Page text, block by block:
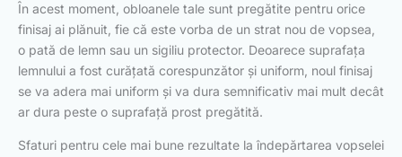
În acest moment, obloanele tale sunt pregătite pentru orice
finisaj ai plănuit, fie că este vorba de un strat nou de vopsea,
o pată de lemn sau un sigiliu protector. Deoarece suprafața
lemnului a fost curățată corespunzător și uniform, noul finisaj
se va adera mai uniform și va dura semnificativ mai mult decât
ar dura peste o suprafață prost pregătită.
Sfaturi pentru cele mai bune rezultate la îndepărtarea vopselei